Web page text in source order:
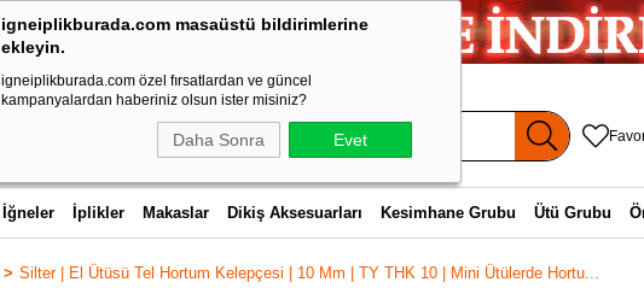
igneiplikburada.com masaüstü bildirimlerine
ekleyin.
igneiplikburada.com özel fırsatlardan ve güncel
kampanyalardan haberiniz olsun ister misiniz?
Daha Sonra Evet
İğneler İplikler Makaslar Dikiş Aksesuarları Kesimhane Grubu Ütü Grubu
Silter | El Ütüsü Tel Hortum Kelepçesi | 10 Mm | TY THK 10 | Mini Ütülerde Hortu...